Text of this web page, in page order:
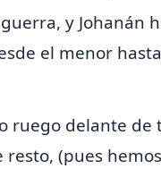
y Johanán
el menor
ruego delante de
resto, (pues hemos